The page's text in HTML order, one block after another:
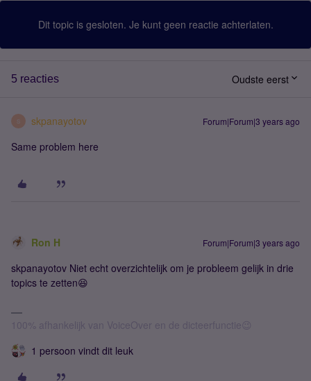
Dit topic is gesloten. Je kunt geen reactie achterlaten.
5 reacties Oudste eerst
S skpanayotov Forum|Forum|3 years ago
Same problem here
Ron H Forum|Forum|3 years ago
skpanayotov Niet echt overzichtelijk om je probleem gelijk in drie
topics te zetten😆
100% afhankelijk van VoiceOver en de dicteerfunctie😉
1 persoon vindt dit leuk